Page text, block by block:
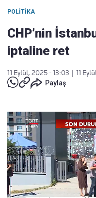
POLITIKA
CHP’nin
iptaline ret
11 Eylül, 2025 - 13:03
11
Paylaş